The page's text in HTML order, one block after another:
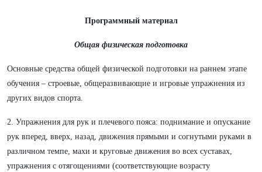
Программный материал
Общая физическая подготовка
Основные средства общей физической подготовки на раннем этапе
обучения – строевые, общеразвивающие и игровые упражнения из
других видов спорта.
2. Упражнения для рук и плечевого пояса: поднимание и опускание
рук вперед, вверх, назад, движения прямыми и согнутыми руками в
различном темпе, махи и круговые движения во всех суставах,
упражнения с отягощениями (соответствующие возрасту